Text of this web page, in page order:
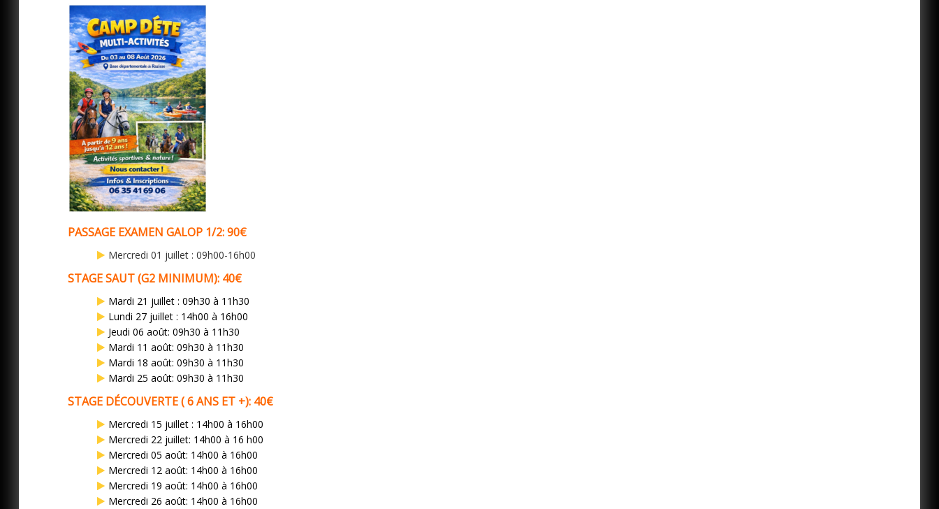
PASSAGE EXAMEN GALOP 1/2: 90€
Mercredi 01 juillet : 09h00-16h00
STAGE SAUT (G2 MINIMUM): 40€
Mardi 21 juillet : 09h30 à 11h30
Lundi 27 juillet : 14h00 à 16h00
Jeudi 06 août: 09h30 à 11h30
Mardi 11 août: 09h30 à 11h30
Mardi 18 août: 09h30 à 11h30
Mardi 25 août: 09h30 à 11h30
STAGE DÉCOUVERTE ( 6 ANS ET +): 40€
Mercredi 15 juillet : 14h00 à 16h00
Mercredi 22 juillet: 14h00 à 16 h00
Mercredi 05 août: 14h00 à 16h00
Mercredi 12 août: 14h00 à 16h00
Mercredi 19 août: 14h00 à 16h00
Mercredi 26 août: 14h00 à 16h00